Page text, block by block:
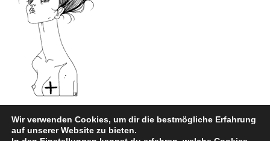
Wir verwenden Cookies, um dir die bestmögliche Erfahrung
auf unserer Website zu bieten.